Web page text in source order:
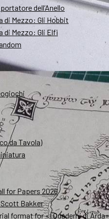
dell’Anello
di Mezzo: Gli Hobbit
di Mezzo: Gli Elfi
da Tavola)
for Papers 2026
Bakker
format for «I Quaderni di Arda»